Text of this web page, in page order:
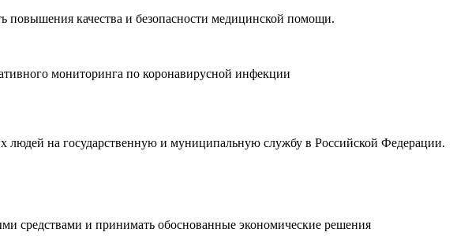
повышения качества и безопасности медицинской помощи.
мониторинга по коронавирусной инфекции
людей на государственную и муниципальную службу в Российской Федерации.
средствами и принимать обоснованные экономические решения